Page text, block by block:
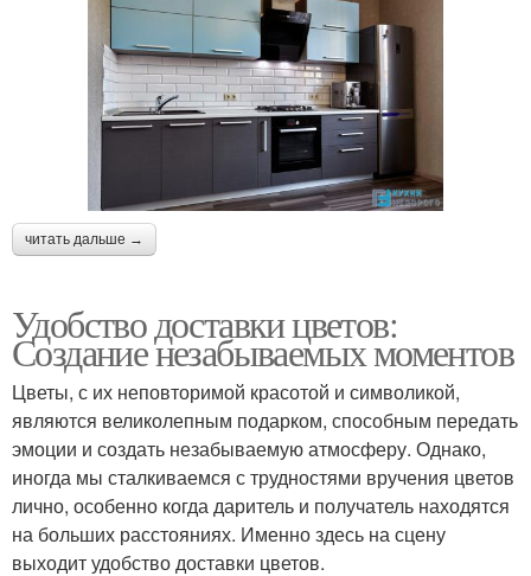
читать дальше →
Удобство доставки цветов:
Создание незабываемых моментов
Цветы, с их неповторимой красотой и символикой,
являются великолепным подарком, способным передать
эмоции и создать незабываемую атмосферу. Однако,
иногда мы сталкиваемся с трудностями вручения цветов
лично, особенно когда даритель и получатель находятся
на больших расстояниях. Именно здесь на сцену
выходит удобство доставки цветов.